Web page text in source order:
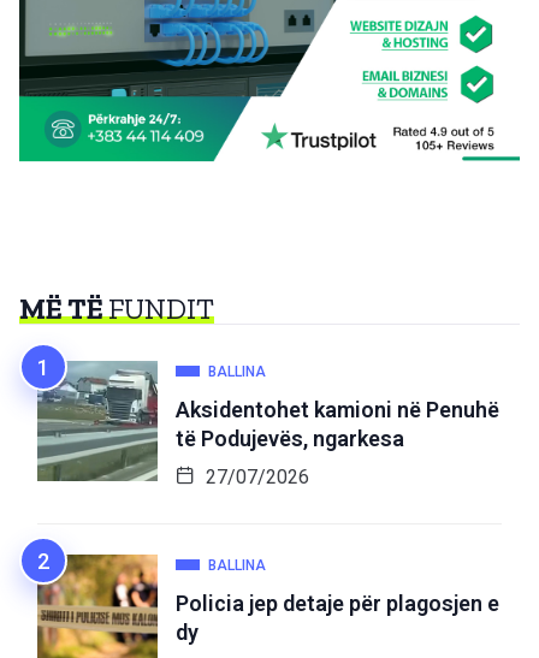
MË TËFUNDIT
BALLINA
Aksidentohet kamioni në Penuhë
të Podujevës, ngarkesa
27/07/2026
BALLINA
Policia jep detaje për plagosjen e
dy